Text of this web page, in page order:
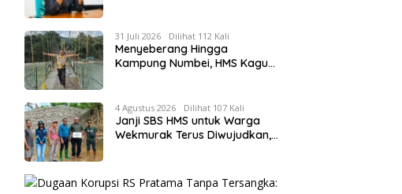
Penuhnya ICU RS Tujuan
31 Juli 2026 Dilihat 112 Kali
Menyeberang Hingga
Kampung Numbei, HMS Kagum
Rampung
4 Agustus 2026 Dilihat 107 Kali
Janji SBS HMS untuk Warga
Wekmurak Terus Diwujudkan,
Rp4,57 Miliar